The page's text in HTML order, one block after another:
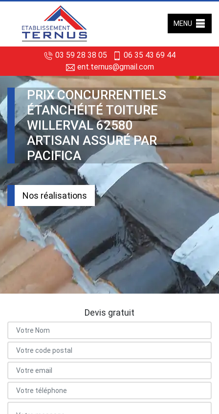
03 59 28 38 05
06 35 43 69 44
ent.ternus@gmail.com
MENU
PRIX CONCURRENTIELS
ÉTANCHÉITÉ TOITURE
WILLERVAL 62580
ARTISAN ASSURÉ PAR
PACIFICA
Nos réalisations
Devis gratuit